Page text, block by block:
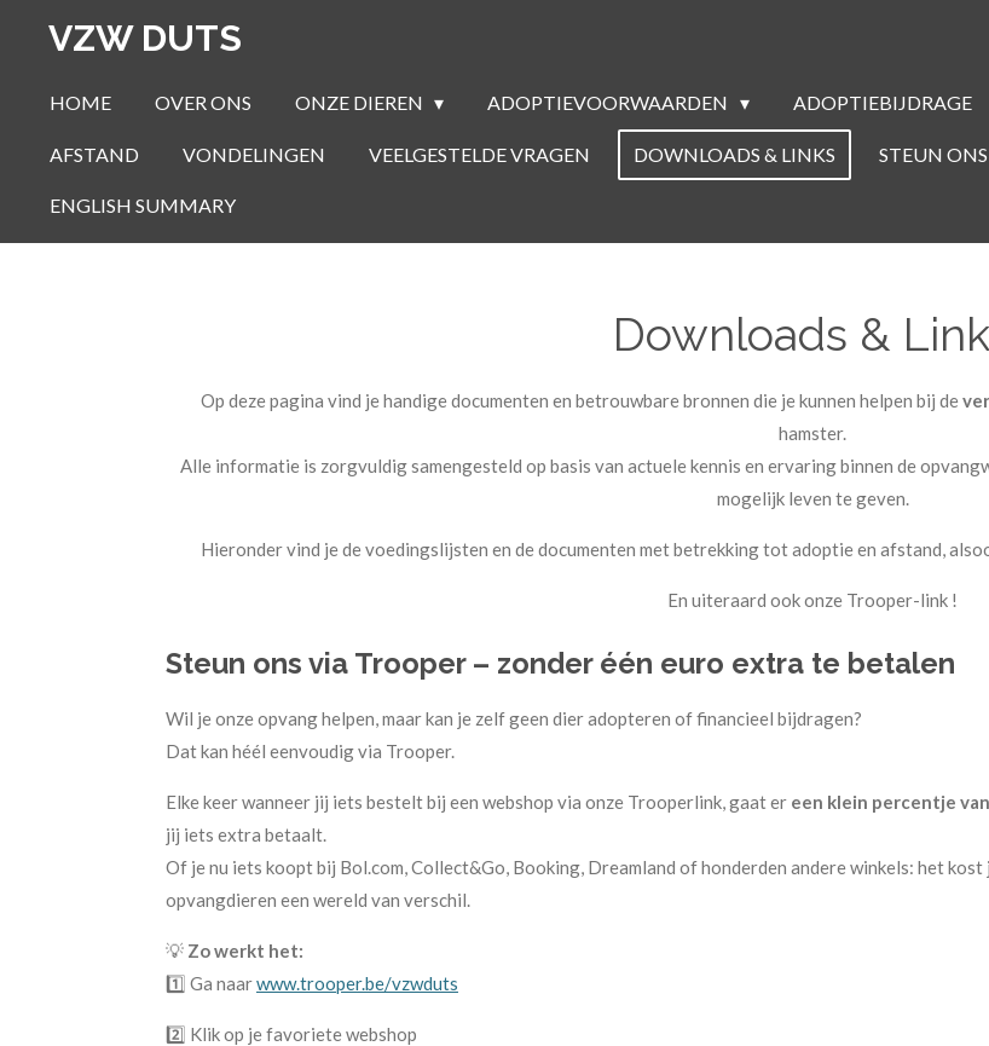
hoofdinhoud
VZW DUTS
HOME OVER ONS ONZE DIEREN ADOPTIEVOORWAARDEN ADOPTIEBIJDRAGE
AFSTAND VONDELINGEN VEELGESTELDE VRAGEN DOWNLOADS & LINKS STEUN ONS
ENGLISH SUMMARY
Downloads &
Op deze pagina vind je handige documenten en betrouwbare bronnen die je kunnen helpen bij de
hamster.
Alle informatie is zorgvuldig samengesteld op basis van actuele kennis en ervaring binnen de
mogelijk leven te geven.
Hieronder vind je de voedingslijsten en de documenten met betrekking tot adoptie en afstand,
En uiteraard ook onze Trooper-link !
Steun ons via Trooper – zonder één euro extra te betalen
Wil je onze opvang helpen, maar kan je zelf geen dier adopteren of financieel bijdragen?
Dat kan héél eenvoudig via Trooper.
Elke keer wanneer jij iets bestelt bij een webshop via onze Trooperlink, gaat er een klein percentje
jij iets extra betaalt.
Of je nu iets koopt bij Bol.com, Collect&Go, Booking, Dreamland of honderden andere winkels: het
opvangdieren een wereld van verschil.
💡 Zo werkt het:
1️⃣ Ga naarwww.trooper.be/vzwduts
2️⃣ Klik op je favoriete webshop